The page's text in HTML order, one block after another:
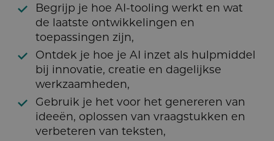
Begrijp je hoe AI-tooling werkt en wat
de laatste ontwikkelingen en
toepassingen zijn,
Ontdek je hoe je AI inzet als hulpmiddel
bij innovatie, creatie en dagelijkse
werkzaamheden,
Gebruik je het voor het genereren van
ideeën, oplossen van vraagstukken en
verbeteren van teksten,